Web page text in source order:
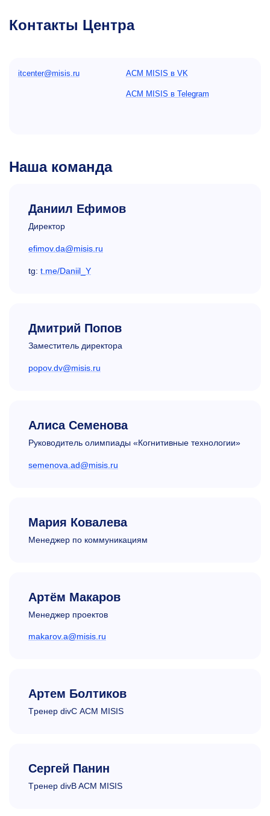
Контакты Центра
itcenter@misis.ru ACM MISIS в VK
ACM MISIS в Telegram
Наша команда
Даниил Ефимов
Директор
efimov.da@misis.ru
tg: t.me/Daniil_Y
Дмитрий Попов
Заместитель директора
popov.dv@misis.ru
Алиса Семенова
Руководитель олимпиады «Когнитивные технологии»
semenova.ad@misis.ru
Мария Ковалева
Менеджер по коммуникациям
Артём Макаров
Менеджер проектов
makarov.a@misis.ru
Артем Болтиков
Tренер divC ACM MISIS
Сергей Панин
Tренер divB ACM MISIS